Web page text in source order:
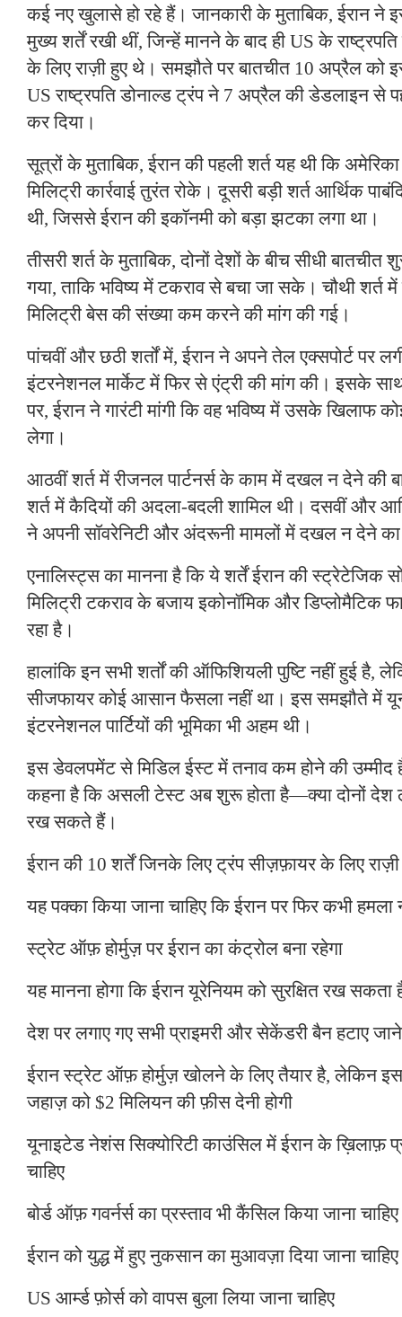
कई नए खुलासे हो रहे हैं। जानकारी के मुताबिक, ईरान
मुख्य शर्तें रखी थीं, जिन्हें मानने के बाद ही US के
के लिए राज़ी हुए थे। समझौते पर बातचीत 10 अप्रैल को
US राष्ट्रपति डोनाल्ड ट्रंप ने 7 अप्रैल की डेडलाइन से
कर दिया।
सूत्रों के मुताबिक, ईरान की पहली शर्त यह थी कि
मिलिट्री कार्रवाई तुरंत रोके। दूसरी बड़ी शर्त आर्थिक
थी, जिससे ईरान की इकॉनमी को बड़ा झटका लगा था।
तीसरी शर्त के मुताबिक, दोनों देशों के बीच सीधी बातचीत
गया, ताकि भविष्य में टकराव से बचा जा सके। चौथी शर्त
मिलिट्री बेस की संख्या कम करने की मांग की गई।
पांचवीं और छठी शर्तों में, ईरान ने अपने तेल एक्सपोर्ट पर
इंटरनेशनल मार्केट में फिर से एंट्री की मांग की। इसके साथ
पर, ईरान ने गारंटी मांगी कि वह भविष्य में उसके खिलाफ
लेगा।
आठवीं शर्त में रीजनल पार्टनर्स के काम में दखल न देने की
शर्त में कैदियों की अदला-बदली शामिल थी। दसवीं और
ने अपनी सॉवरेनिटी और अंदरूनी मामलों में दखल न देने का
एनालिस्ट्स का मानना ​​है कि ये शर्तें ईरान की स्ट्रेटेजिक
मिलिट्री टकराव के बजाय इकोनॉमिक और डिप्लोमैटिक
रहा है।
हालांकि इन सभी शर्तों की ऑफिशियली पुष्टि नहीं हुई है,
सीजफायर कोई आसान फैसला नहीं था। इस समझौते में
इंटरनेशनल पार्टियों की भूमिका भी अहम थी।
इस डेवलपमेंट से मिडिल ईस्ट में तनाव कम होने की उम्मीद
कहना है कि असली टेस्ट अब शुरू होता है—क्या दोनों देश
रख सकते हैं।
ईरान की 10 शर्तें जिनके लिए ट्रंप सीज़फ़ायर के लिए
यह पक्का किया जाना चाहिए कि ईरान पर फिर कभी हमला
स्ट्रेट ऑफ़ होर्मुज़ पर ईरान का कंट्रोल बना रहेगा
यह मानना ​​होगा कि ईरान यूरेनियम को सुरक्षित रख सकता
देश पर लगाए गए सभी प्राइमरी और सेकेंडरी बैन हटाए जाने
ईरान स्ट्रेट ऑफ़ होर्मुज़ खोलने के लिए तैयार है, लेकिन
जहाज़ को $2 मिलियन की फ़ीस देनी होगी
यूनाइटेड नेशंस सिक्योरिटी काउंसिल में ईरान के ख़िलाफ़
चाहिए
बोर्ड ऑफ़ गवर्नर्स का प्रस्ताव भी कैंसिल किया जाना चाहिए
ईरान को युद्ध में हुए नुकसान का मुआवज़ा दिया जाना चाहिए
US आर्म्ड फ़ोर्स को वापस बुला लिया जाना चाहिए